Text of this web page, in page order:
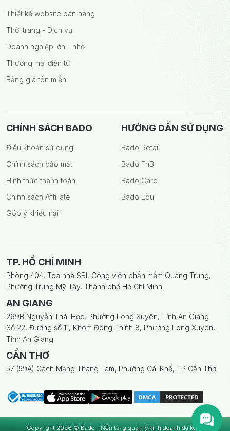
Thiết kế website bán hàng
Thời trang - Dịch vụ
Doanh nghiệp lớn - nhỏ
Thương mại điện tử
Bảng giá tên miền
TP. HỒ CHÍ MINH
Phòng 404, Tòa nhà SBI, Công viên phần mềm Quang Trung,
Phường Trung Mỹ Tây, Thành phố Hồ Chí Minh
AN GIANG
269B Nguyễn Thái Học, Phường Long Xuyên, Tỉnh An Giang
Số 22, Đường số 11, Khóm Đông Thịnh 8, Phường Long Xuyên,
Tỉnh An Giang
CẦN THƠ
57 (59A) Cách Mạng Tháng Tám, Phường Cái Khế, TP Cần Thơ
CHÍNH SÁCH BADO
Điều khoản sử dụng
Chính sách bảo mật
Hình thức thanh toán
Chính sách Affiliate
Góp ý khiếu nại
HƯỚNG DẪN SỬ DỤNG
Bado Retail
Bado FnB
Bado Care
Bado Edu
Copyright 2026 © Bado - Nền tảng quản lý kinh doanh đa kênh